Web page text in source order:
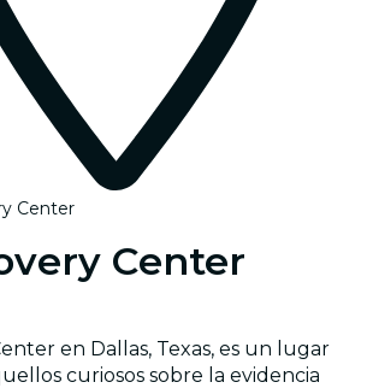
Center
Center
en Dallas, Texas, es un lugar
curiosos sobre la evidencia